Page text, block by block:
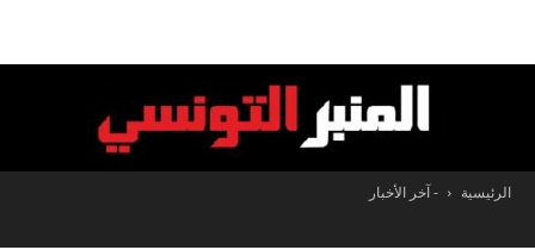
الرئيسية - آخر الأخبار